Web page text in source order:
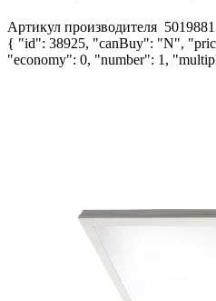
Артикул производителя 5019881
{ "id": 38925, "canBuy": "N",
"economy": 0, "number": 1,